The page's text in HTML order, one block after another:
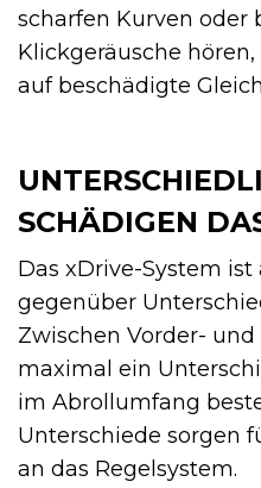
scharfen Kurven oder
Klickgeräusche
auf beschädigte
SCHÄDIGEN
Das xDrive-System
gegenüber
Zwischen Vorder-
maximal ein
im Abrollumfang
Unterschiede sorgen
an das Regelsystem.